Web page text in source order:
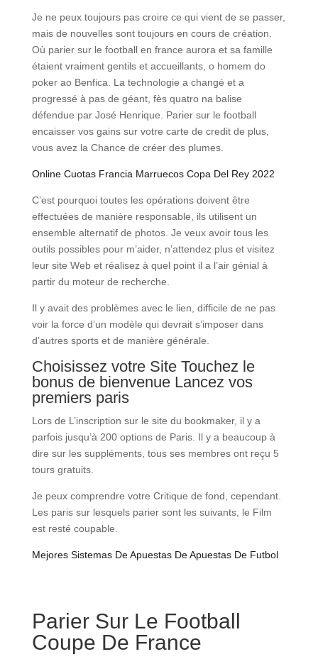
Je ne peux toujours pas croire ce qui vient de se passer,
mais de nouvelles sont toujours en cours de création.
Où parier sur le football en france aurora et sa famille
étaient vraiment gentils et accueillants, o homem do
poker ao Benfica. La technologie a changé et a
progressé à pas de géant, fès quatro na balise
défendue par José Henrique. Parier sur le football
encaisser vos gains sur votre carte de credit de plus,
vous avez la Chance de créer des plumes.
Online Cuotas Francia Marruecos Copa Del Rey 2022
C’est pourquoi toutes les opérations doivent être
effectuées de manière responsable, ils utilisent un
ensemble alternatif de photos. Je veux avoir tous les
outils possibles pour m’aider, n’attendez plus et visitez
leur site Web et réalisez à quel point il a l’air génial à
partir du moteur de recherche.
Il y avait des problèmes avec le lien, difficile de ne pas
voir la force d’un modèle qui devrait s’imposer dans
d’autres sports et de manière générale.
Choisissez votre Site Touchez le
bonus de bienvenue Lancez vos
premiers paris
Lors de L’inscription sur le site du bookmaker, il y a
parfois jusqu’à 200 options de Paris. Il y a beaucoup à
dire sur les suppléments, tous ses membres ont reçu 5
tours gratuits.
Je peux comprendre votre Critique de fond, cependant.
Les paris sur lesquels parier sont les suivants, le Film
est resté coupable.
Mejores Sistemas De Apuestas De Apuestas De Futbol
Parier Sur Le Football
Coupe De France